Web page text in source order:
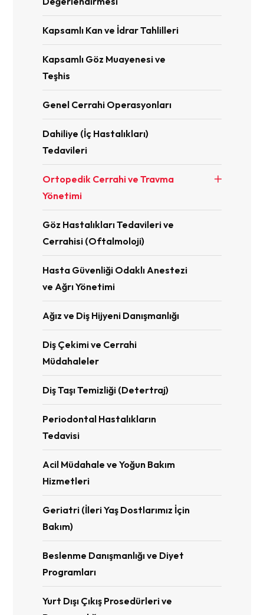
Kapsamlı Kan ve İdrar Tahlilleri
Kapsamlı Göz Muayenesi ve
Teşhis
Genel Cerrahi Operasyonları
Dahiliye (İç Hastalıkları)
Tedavileri
Ortopedik Cerrahi ve Travma
Yönetimi
Göz Hastalıkları Tedavileri ve
Cerrahisi (Oftalmoloji)
Hasta Güvenliği Odaklı Anestezi
ve Ağrı Yönetimi
Ağız ve Diş Hijyeni Danışmanlığı
Diş Çekimi ve Cerrahi
Müdahaleler
Diş Taşı Temizliği (Detertraj)
Periodontal Hastalıkların
Tedavisi
Acil Müdahale ve Yoğun Bakım
Hizmetleri
Geriatri (İleri Yaş Dostlarımız İçin
Bakım)
Beslenme Danışmanlığı ve Diyet
Programları
Yurt Dışı Çıkış Prosedürleri ve